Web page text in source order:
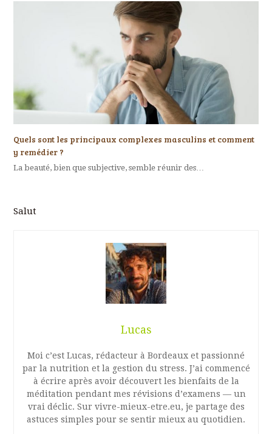
Quels sont les principaux complexes masculins et comment
y remédier ?
La beauté, bien que subjective, semble réunir des…
Salut
Lucas
Moi c’est Lucas, rédacteur à Bordeaux et passionné
par la nutrition et la gestion du stress. J’ai commencé
à écrire après avoir découvert les bienfaits de la
méditation pendant mes révisions d’examens — un
vrai déclic. Sur vivre-mieux-etre.eu, je partage des
astuces simples pour se sentir mieux au quotidien.